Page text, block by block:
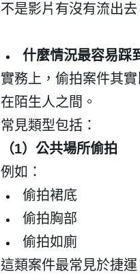
不是影片有沒有流出
什麼情況最容易踩
實務上，偷拍案件其
在陌生人之間。
常見類型包括：
（1）公共場所偷拍
例如：
偷拍裙底
偷拍胸部
偷拍如廁
這類案件最常見於捷運